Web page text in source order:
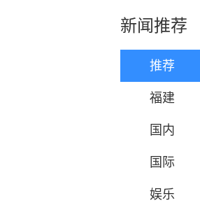
新闻推荐
推荐
福建
国内
国际
娱乐